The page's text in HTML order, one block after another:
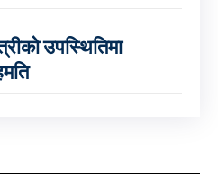
उपस्थितिमा